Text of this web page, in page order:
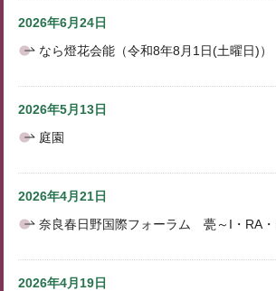
2026年6月24日
なら燈花会能（令和8年8月1日(土曜日)）
2026年5月13日
庭園
2026年4月21日
奈良春日野国際フォーラム 甍～I・RA・
2026年4月19日